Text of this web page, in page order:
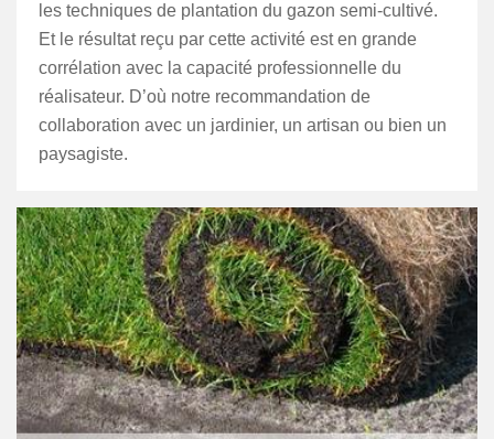
les techniques de plantation du gazon semi-cultivé.
Et le résultat reçu par cette activité est en grande
corrélation avec la capacité professionnelle du
réalisateur. D’où notre recommandation de
collaboration avec un jardinier, un artisan ou bien un
paysagiste.